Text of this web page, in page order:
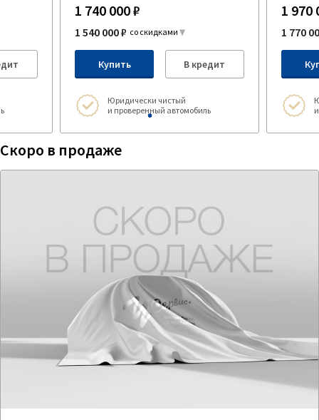
1 740 000 ₽
1 540 000 ₽ со скидками
Купить В кредит
Юридически чистый
и проверенный автомобиль
1 970
1 770
Скоро в продаже